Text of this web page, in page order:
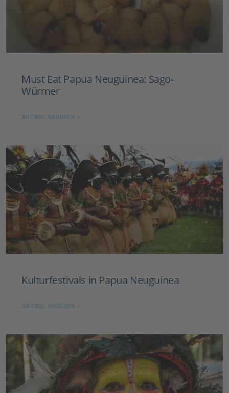
Must Eat Papua Neuguinea: Sago-
Würmer
ARTIKEL ANSEHEN »
Kulturfestivals in Papua Neuguinea
ARTIKEL ANSEHEN »